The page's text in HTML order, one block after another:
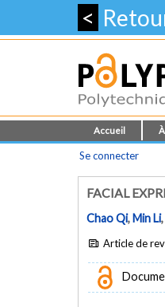
<
Accueil
Se connecter
FACIAL
Chao Qi,Min Li,
Article de